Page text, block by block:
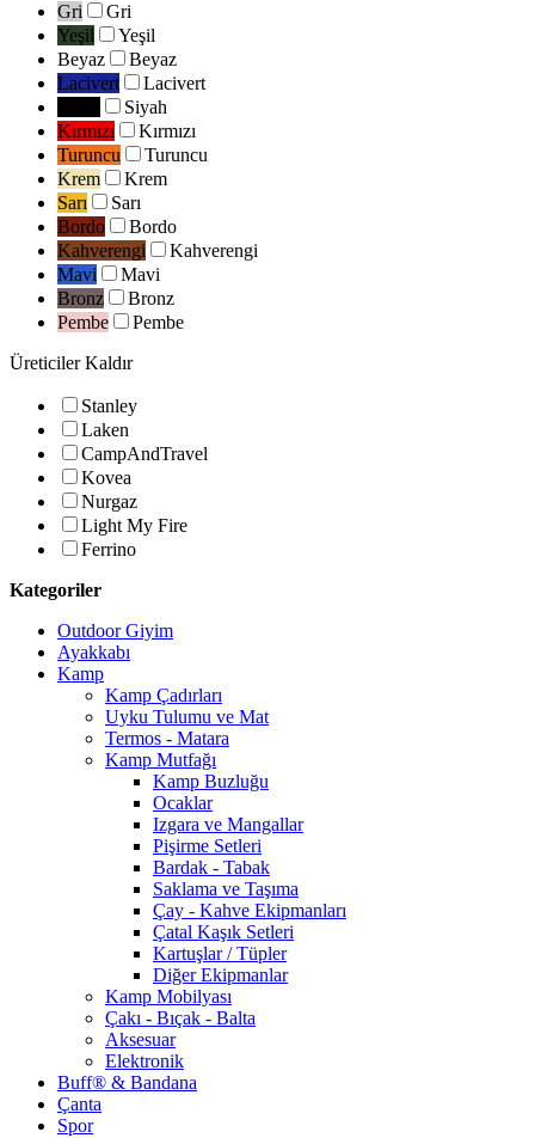
Gri
Gri
Yeşil
Yeşil
Beyaz
Beyaz
Lacivert
Lacivert
Siyah
Kırmızı
Kırmızı
Turuncu
Turuncu
Krem
Krem
Sarı
Sarı
Bordo
Bordo
Kahverengi
Kahverengi
Mavi
Mavi
Bronz
Bronz
Pembe
Pembe
Üreticiler Kaldır
Stanley
Laken
CampAndTravel
Kovea
Nurgaz
Light My Fire
Ferrino
Kategoriler
Outdoor Giyim
Ayakkabı
Kamp
Kamp Çadırları
Uyku Tulumu ve Mat
Termos - Matara
Kamp Mutfağı
Kamp Buzluğu
Ocaklar
Izgara ve Mangallar
Pişirme Setleri
Bardak - Tabak
Saklama ve Taşıma
Çay - Kahve Ekipmanları
Çatal Kaşık Setleri
Kartuşlar / Tüpler
Diğer Ekipmanlar
Kamp Mobilyası
Çakı - Bıçak - Balta
Aksesuar
Elektronik
Buff® & Bandana
Çanta
Spor